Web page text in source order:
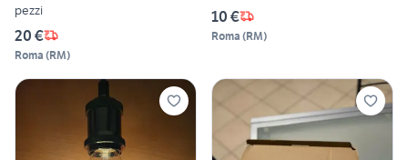
pezzi
20 €
Roma (RM)
10 €
Roma (RM)